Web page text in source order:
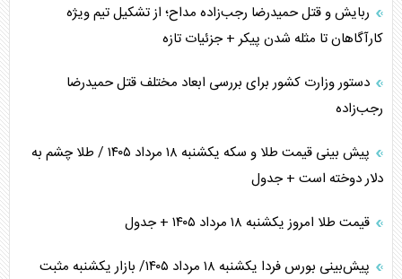
ربایش و قتل حمیدرضا رجب‌زاده مداح؛ از تشکیل تیم ویژه
کارآگاهان تا مثله شدن پیکر + جزئیات تازه
دستور وزارت کشور برای بررسی ابعاد مختلف قتل حمیدرضا
رجب‌زاده
پیش بینی قیمت طلا و سکه یکشنبه ۱۸ مرداد ۱۴۰۵ / طلا چشم به
دلار دوخته است + جدول
قیمت طلا امروز یکشنبه ۱۸ مرداد ۱۴۰۵ + جدول
پیش‌بینی بورس فردا یکشنبه ۱۸ مرداد ۱۴۰۵/ بازار یکشنبه مثبت